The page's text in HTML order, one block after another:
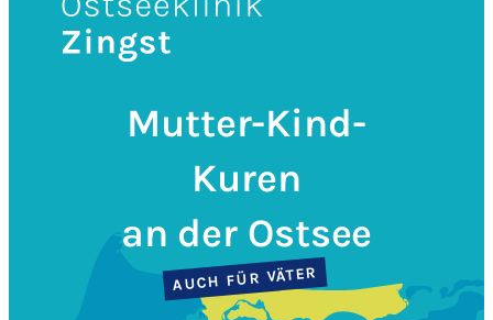
Mutter-Kind-
Kuren
an der Ostsee
AUCH FÜR VÄTER